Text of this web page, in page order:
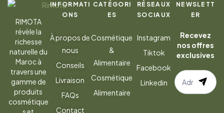
RIMOTA
révèle la
richesse
naturelle du
Maroc à
travers une
gamme de
produits
cosmétique
INFORMATI
ONS
À propos de
nous
Conseils
Livraison
FAQs
Contact
CATÉGORI
ES
Cosmétique
&
Alimentaire
Cosmétique
Alimentaire
RÉSEAUX
SOCIAUX
Instagram
Tiktok
Facebook
Linkedin
NEWSLETT
ER
Recevez
nos offres
exclusives
S’abonner
à